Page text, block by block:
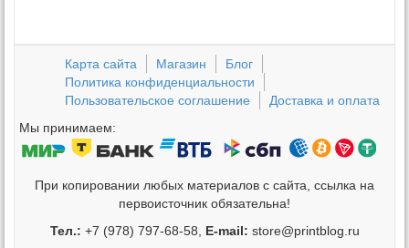
Карта сайта Магазин
Блог
Политика конфиденциальности
Пользовательское соглашение
Доставка и оплата
Мы принимаем:
При копировании любых материалов с сайта, ссылка на
первоисточник обязательна!
Тел.: +7 (978) 797-68-58, E-mail: store@printblog.ru